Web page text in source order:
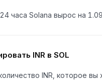
часа Solana вырос на
INR в SOL
INR, которое вы